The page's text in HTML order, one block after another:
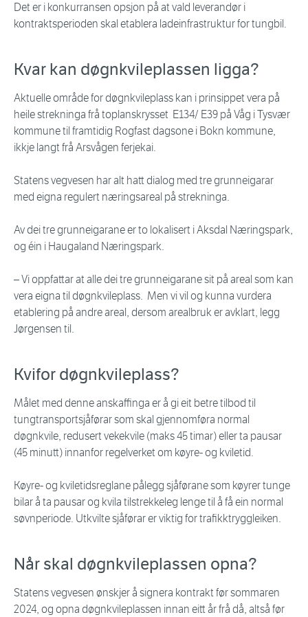
Det er i konkurransen opsjon på at vald leverandør i
kontraktsperioden skal etablera ladeinfrastruktur for tungbil.
Kvar kan døgnkvileplassen ligga?
Aktuelle område for døgnkvileplass kan i prinsippet vera på
heile strekninga frå toplanskrysset E134/ E39 på Våg i Tysvær
kommune til framtidig Rogfast dagsone i Bokn kommune,
ikkje langt frå Arsvågen ferjekai.
Statens vegvesen har alt hatt dialog med tre grunneigarar
med eigna regulert næringsareal på strekninga.
Av dei tre grunneigarane er to lokalisert i Aksdal Næringspark,
og éin i Haugaland Næringspark.
– Vi oppfattar at alle dei tre grunneigarane sit på areal som kan
vera eigna til døgnkvileplass. Men vi vil og kunna vurdera
etablering på andre areal, dersom arealbruk er avklart, legg
Jørgensen til.
Kvifor døgnkvileplass?
Målet med denne anskaffinga er å gi eit betre tilbod til
tungtransportsjåførar som skal gjennomføra normal
døgnkvile, redusert vekekvile (maks 45 timar) eller ta pausar
(45 minutt) innanfor regelverket om køyre- og kviletid.
Køyre- og kviletidsreglane pålegg sjåførane som køyrer tunge
bilar å ta pausar og kvila tilstrekkeleg lenge til å få ein normal
søvnperiode. Utkvilte sjåførar er viktig for trafikktryggleiken.
Når skal døgnkvileplassen opna?
Statens vegvesen ønskjer å signera kontrakt før sommaren
2024, og opna døgnkvileplassen innan eitt år frå då, altså før